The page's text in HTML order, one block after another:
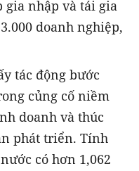
gia nhập và tái gia
doanh nghiệp,
tác động bước
củng cố niềm
doanh và thúc
phát triển. Tính
có hơn 1,062